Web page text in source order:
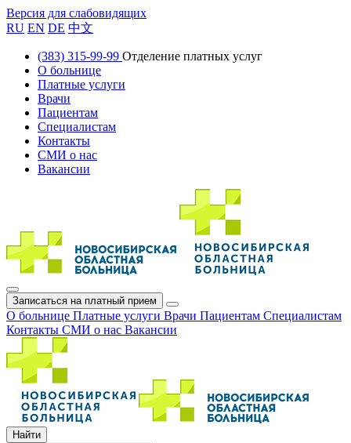
Версия для слабовидящих
RU EN DE 中文
(383) 315-99-99 Отделение платных услуг
О больнице
Платные услуги
Врачи
Пациентам
Специалистам
Контакты
СМИ о нас
Вакансии
Записаться на платный прием
О больнице Платные услуги Врачи Пациентам Специалистам
Контакты СМИ о нас Вакансии